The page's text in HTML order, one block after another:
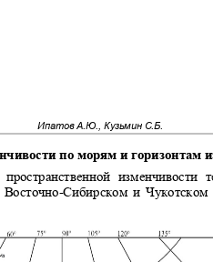
Ипатов А.Ю., Кузьмин С.Б.
по морям и горизонтам
пространственной
-Сибирском и